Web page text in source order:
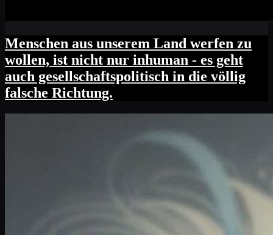
Menschen aus unserem Land werfen zu
wollen, ist nicht nur inhuman - es geht
auch gesellschaftspolitisch in die völlig
falsche Richtung.